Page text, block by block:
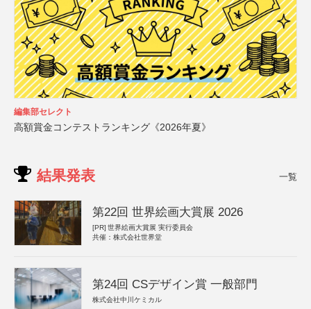
編集部セレクト
高額賞金コンテストランキング《2026年夏》
結果発表 一覧
第22回 世界絵画大賞展 2026
[PR] 世界絵画大賞展 実行委員会
共催：株式会社世界堂
第24回 CSデザイン賞 一般部門
株式会社中川ケミカル